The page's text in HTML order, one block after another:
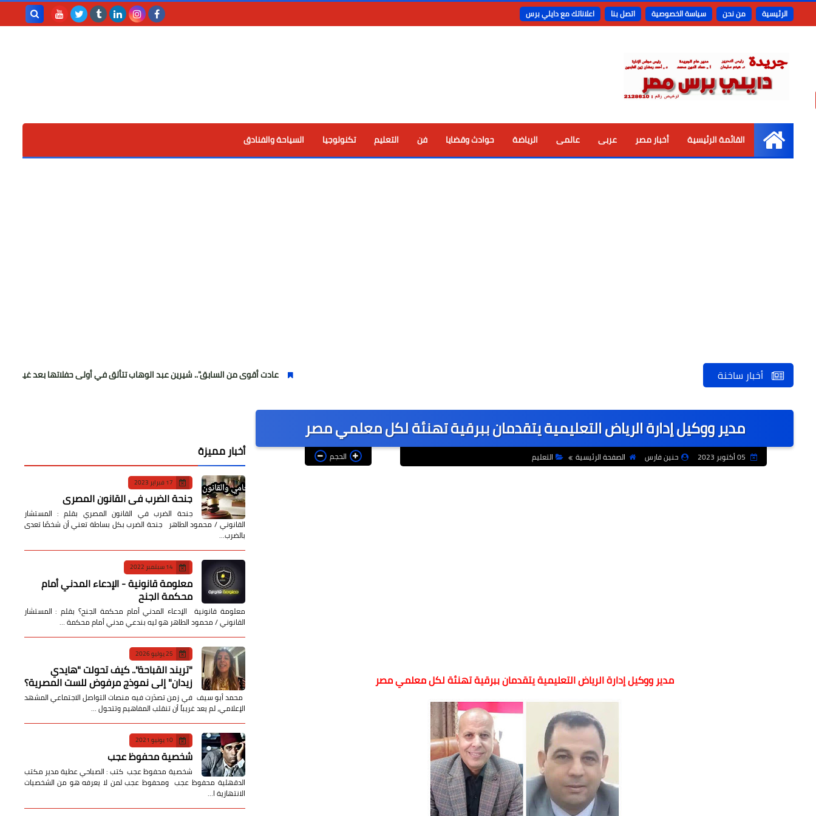
الرئيسية من نحن سياسة الخصوصية اتصل بنا اعلاناتك مع دايلي برس
الرئيسية
القائمة الرئيسية أخبار مصر عربى عالمى الرياضة حوادث وقضايا فن التعليم تكنولوجيا السياحة والفنادق
أخبار ساخنة عادت أقوى من السابق".. شيرين عبد الوهاب تتألق في أولى حفلاتها بعد غياب بفضل دعم
مدير ووكيل إدارة الرياض التعليمية يتقدمان ببرقية تهنئة لكل معلمي مصر
حنين فارس الصفحة الرئيسية التعليم الحجم
مدير ووكيل إدارة الرياض التعليمية يتقدمان ببرقية تهنئة لكل معلمي مصر
أخبار مميزة
17 فبراير 2023
جنحة الضرب في القانون المصري
جنحة الضرب في القانون المصري بقلم : المستشار
القانوني / محمود الطاهر جنحة الضرب بكل بساطة تعني أن شخصًا تعدى
بالضرب…
14 سبتمبر 2022
معلومة قانونية - الإدعاء المدني أمام
محكمة الجنح
معلومة قانونية الإدعاء المدني أمام محكمة الجنح؟ بقلم : المستشار
القانوني / محمود الطاهر هو ليه بندعي مدني أمام محكمة …
25 يوليو 2026
​"تريند القباحة".. كيف تحولت "هايدي
زيدان" إلى نموذج مرفوض للست المصرية؟
​ محمد أبو سيف ​في زمن تصدّرت فيه منصات التواصل الاجتماعي المشهد
الإعلامي، لم يعد غريباً أن تنقلب المفاهيم وتتحول …
10 يونيو 2021
شخصية محفوظ عجب
شخصية محفوظ عجب كتب : الصباحي عطية مدير مكتب
الدقهلية محفوظ عجب ومحفوظ عجب لمن لا يعرفه هو من الشخصيات
الانتهازية ا…